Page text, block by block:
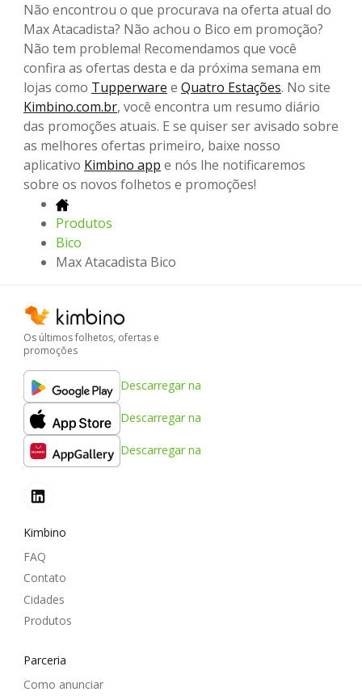
Não encontrou o que procurava na oferta atual do
Max Atacadista? Não achou o Bico em promoção?
Não tem problema! Recomendamos que você
confira as ofertas desta e da próxima semana em
lojas como Tupperware e Quatro Estações. No site
Kimbino.com.br, você encontra um resumo diário
das promoções atuais. E se quiser ser avisado sobre
as melhores ofertas primeiro, baixe nosso
aplicativo Kimbino app e nós lhe notificaremos
sobre os novos folhetos e promoções!
Produtos
Bico
Max Atacadista Bico
Os últimos folhetos, ofertas e
promoções
Descarregar na
Descarregar na
Descarregar na
Kimbino
FAQ
Contato
Cidades
Produtos
Parceria
Como anunciar